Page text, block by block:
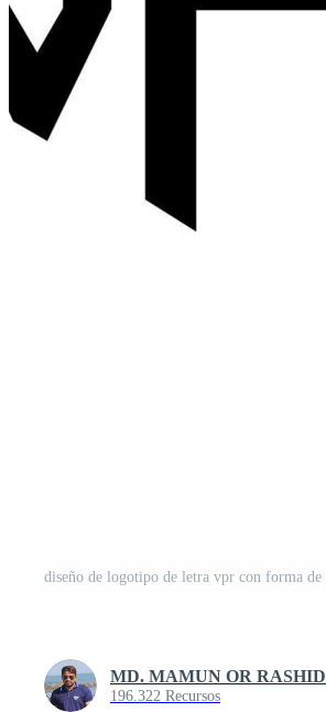
MD. MAMUN OR RASHID
196.322 Recursos